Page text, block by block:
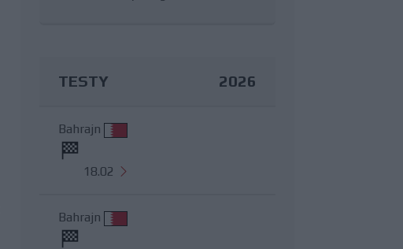
TESTY 2026
Bahrajn
18.02
Bahrajn